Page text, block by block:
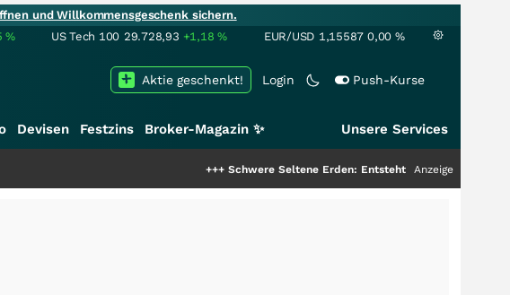
und Willkommensgeschenk sichern.
% US Tech 100 29.728,93 +1,18% EUR/USD 1,15587 0,00 %
Login Push-Kurse
Aktie geschenkt!
Devisen Festzins Broker-Magazin ✨ Unsere Services
Schwere Seltene Erden: Entsteht hier die nächste
Anzeige